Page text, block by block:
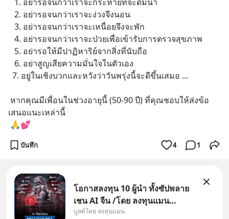
   2. อย่ารอจนกว่าเราจะง่วงจึงนอน
   3. อย่ารอจนกว่าเราจะเหนื่อยจึงจะพัก
   4. อย่ารอจนกว่าเราจะป่วยเพื่อเข้ารับการตรวจสุขภาพ
   5. อย่ารอให้มีปาฏิหาริย์จากสิ่งที่นับถือ
   6. อย่าสูญเสียความมั่นใจในตัวเอง
  7. อยู่ในเชิงบวกและหวังว่าวันพรุ่งนี้จะดีขึ้นเสมอ ...
เสนอแนะเหล่านี้
🙏💕
บันทึก 4 1
โอกาสลงทุน 10 ผู้นำ ทั้งซัปพลาย
เชน AI จีน /โดย ลงทุนแมน
✅ลงทุนตรง คัด 10 ผู้นำเน้น ๆ ใน
บูสต์โดย ลงทุนแมน